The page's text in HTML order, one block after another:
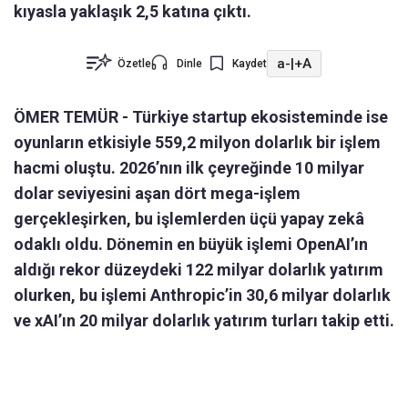
kıyasla yaklaşık 2,5 katına çıktı.
Özetle Dinle Kaydet a-|+A
ÖMER TEMÜR - Türkiye startup ekosisteminde ise
oyunların etkisiyle 559,2 milyon dolarlık bir işlem
hacmi oluştu. 2026’nın ilk çeyreğinde 10 milyar
dolar seviyesini aşan dört mega-işlem
gerçekleşirken, bu işlemlerden üçü yapay zekâ
odaklı oldu. Dönemin en büyük işlemi OpenAI’ın
aldığı rekor düzeydeki 122 milyar dolarlık yatırım
olurken, bu işlemi Anthropic’in 30,6 milyar dolarlık
ve xAI’ın 20 milyar dolarlık yatırım turları takip etti.